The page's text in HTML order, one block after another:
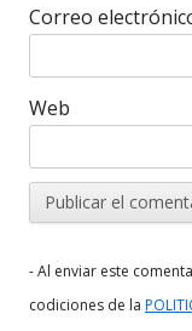
Correo
Web
- Al enviar este
codiciones de la